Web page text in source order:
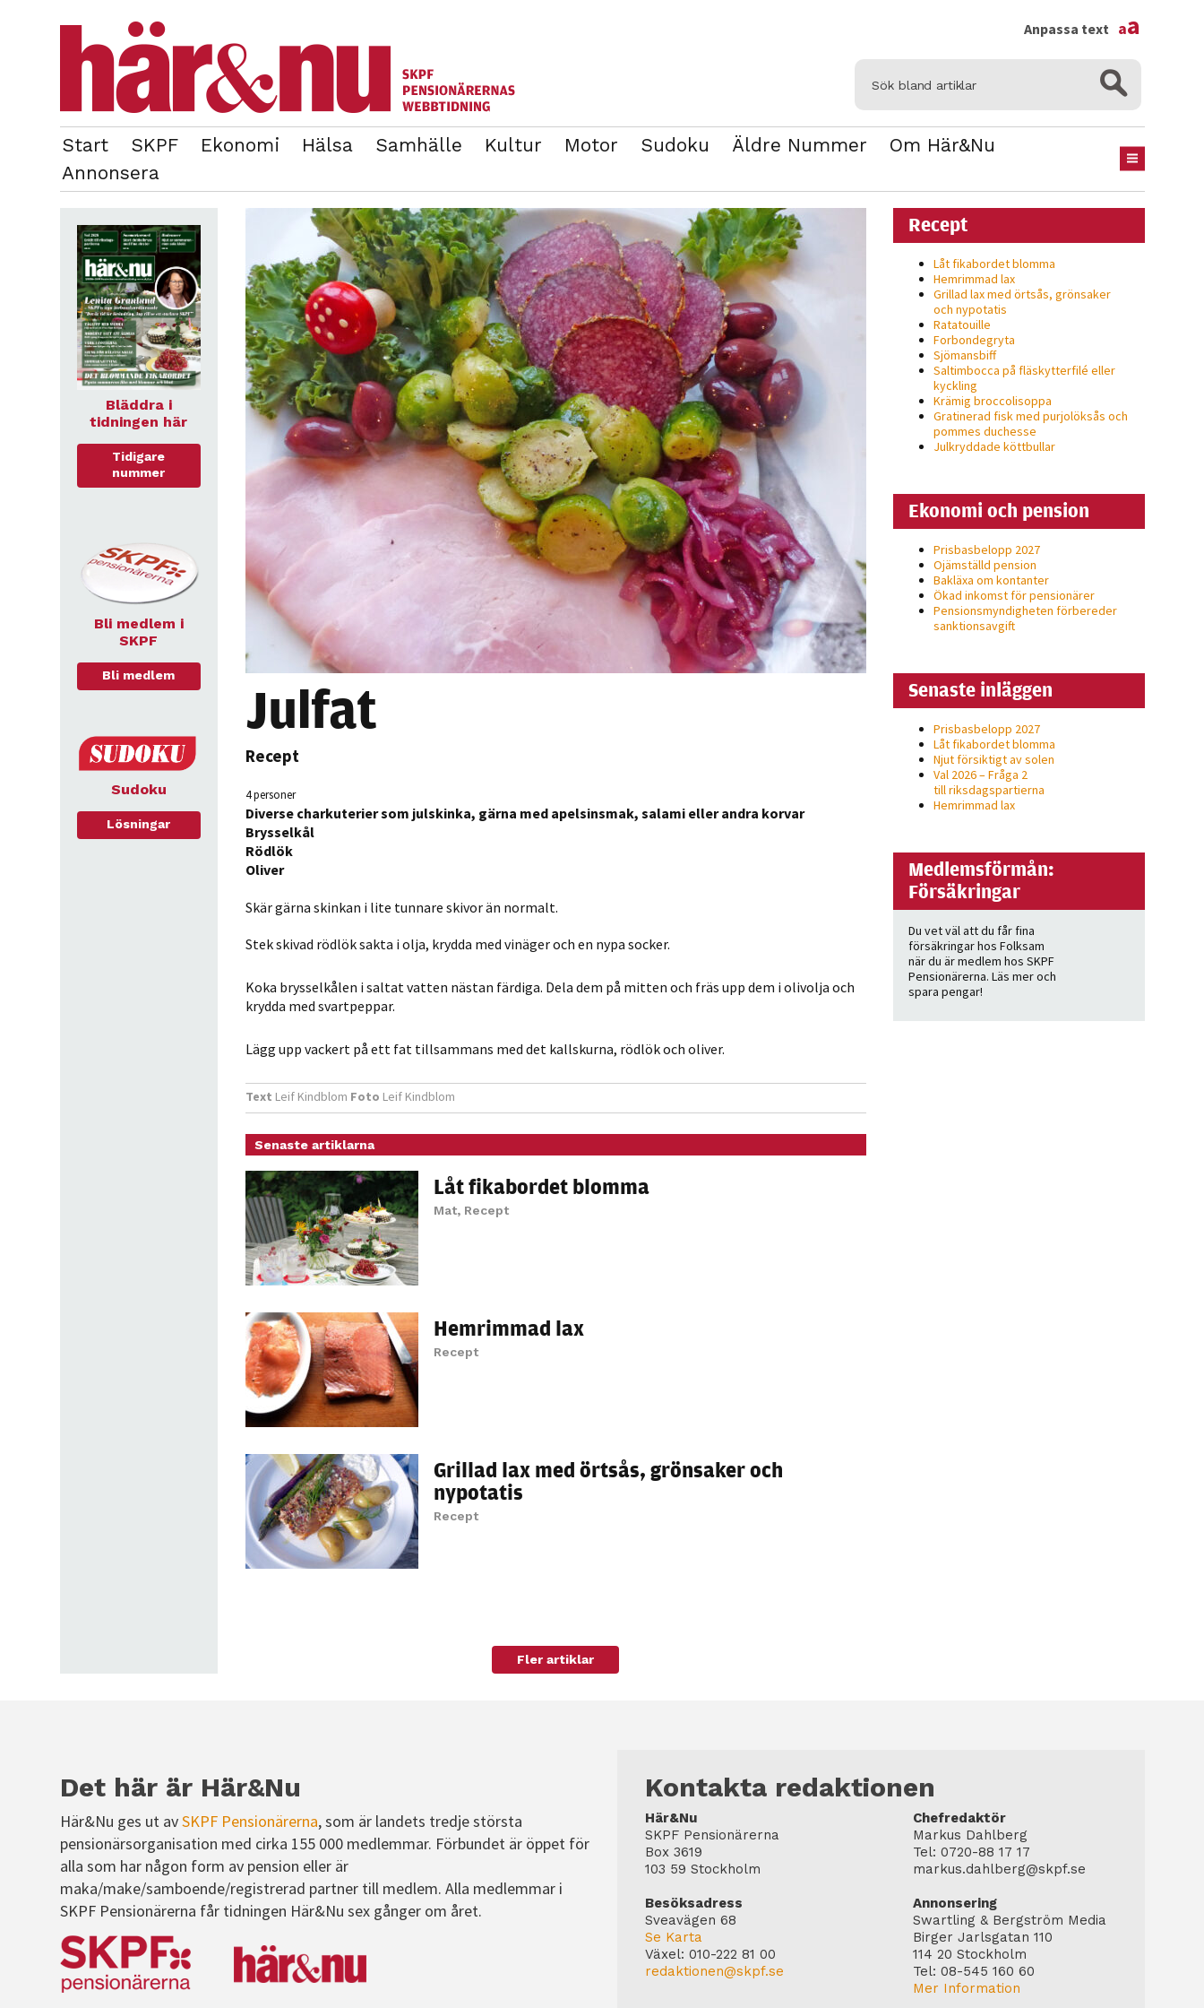
Start SKPF Ekonomi Hälsa Samhälle Kultur Motor Sudoku Äldre Nummer
Om Här&Nu
Annonsera
OM REDAKTIONEN
Anpassa text aa
Julfat
Recept
4 personer
Diverse charkuterier som julskinka, gärna med apelsinsmak, salami eller andra korvar
Brysselkål
Rödlök
Oliver
Skär gärna skinkan i lite tunnare skivor än normalt.
Stek skivad rödlök sakta i olja, krydda med vinäger och en nypa socker.
Koka brysselkålen i saltat vatten nästan färdiga. Dela dem på mitten och fräs upp dem i olivolja och
krydda med svartpeppar.
Lägg upp vackert på ett fat tillsammans med det kallskurna, rödlök och oliver.
Text Leif Kindblom Foto Leif Kindblom
Senaste artiklarna
Låt fikabordet blomma
Mat, Recept
Hemrimmad lax
Recept
Grillad lax med örtsås, grönsaker och
nypotatis
Recept
Fler artiklar
Bläddra i
tidningen här
Tidigare
nummer
Bli medlem i
SKPF
Bli medlem
Sudoku
Lösningar
Recept
Låt fikabordet blomma
Hemrimmad lax
Grillad lax med örtsås, grönsaker
och nypotatis
Ratatouille
Forbondegryta
Sjömansbiff
Saltimbocca på fläsk­ytterfilé eller
kyckling
Krämig broccolisoppa
Gratinerad fisk med purjolöksås och
pommes duchesse
Julkryddade köttbullar
Ekonomi och pension
Prisbasbelopp 2027
Ojämställd pension
Bakläxa om kontanter
Ökad inkomst för pensionärer
Pensionsmyndigheten förbereder
sanktionsavgift
Senaste inläggen
Prisbasbelopp 2027
Låt fikabordet blomma
Njut försiktigt av solen
Val 2026 – Fråga 2
till riksdagspartierna
Hemrimmad lax
Medlemsförmån:
Försäkringar
Du vet väl att du får fina
försäkringar hos Folksam
när du är medlem hos SKPF
Pensionärerna. Läs mer och
spara pengar!
Det här är Här&Nu
Här&Nu ges ut avSKPF Pensionärerna, som är landets tredje största
pensionärsorganisation med cirka 155 000 medlemmar. Förbundet är öppet för
alla som har någon form av pension eller är
maka/make/samboende/registrerad partner till medlem. Alla medlemmar i
SKPF Pensionärerna får tidningen Här&Nu sex gånger om året.
Kontakta redaktionen
Här&Nu
SKPF Pensionärerna
Box 3619
103 59 Stockholm
Besöksadress
Sveavägen 68
Se Karta
Växel: 010-222 81 00
redaktionen@skpf.se
Chefredaktör
Markus Dahlberg
Tel: 0720-88 17 17
markus.dahlberg@skpf.se
Annonsering
Swartling & Bergström Media
Birger Jarlsgatan 110
114 20 Stockholm
Tel: 08-545 160 60
Mer Information
Nödvändiga
Dessa kakor
går inte att
välja bort. De
behövs för
Statistik
och
baserat på
bra som
Marknadsföring